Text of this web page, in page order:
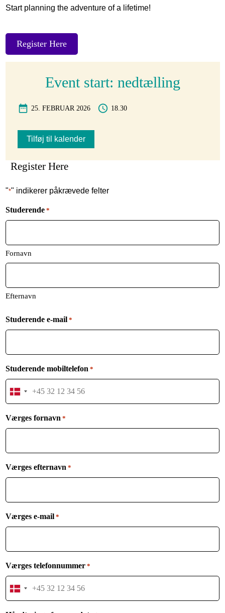
Start planning the adventure of a lifetime!
Register Here
Event start: nedtælling
25. FEBRUAR 2026 18.30
Tilføj til kalender
Register Here
"*" indikerer påkrævede felter
Studerende *
Fornavn
Efternavn
Studerende e-mail *
Studerende mobiltelefon *
Denmark
+45
Værges fornavn *
Værges efternavn *
Værges e-mail *
Værges telefonnummer *
Denmark
+45